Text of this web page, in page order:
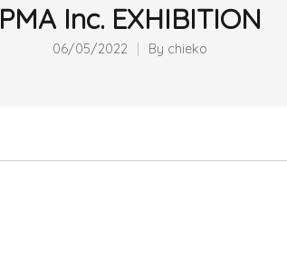
PMA Inc. EXHIBITION
06/05/2022 By chieko